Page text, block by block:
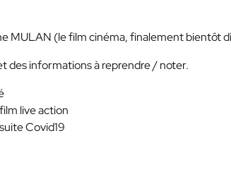
MULAN (le film cinéma, finalement bientôt
des informations à reprendre / noter.
live action
Covid19